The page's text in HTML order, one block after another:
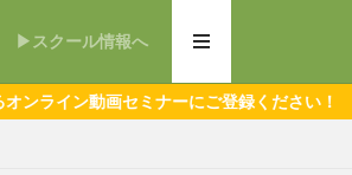
▶スクール情報へ
セミナーにご登録ください！